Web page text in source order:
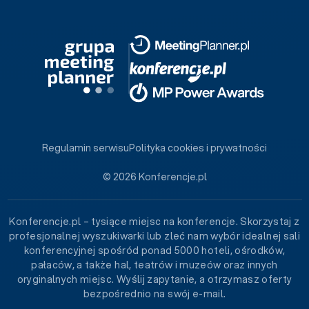
© 2026 Konferencje.pl
Regulamin serwisuPolityka cookies i prywatności
Konferencje.pl – tysiące miejsc na konferencje. Skorzystaj z
profesjonalnej wyszukiwarki lub zleć nam wybór idealnej sali
konferencyjnej spośród ponad 5000 hoteli, ośrodków,
pałaców, a także hal, teatrów i muzeów oraz innych
oryginalnych miejsc. Wyślij zapytanie, a otrzymasz oferty
bezpośrednio na swój e-mail.